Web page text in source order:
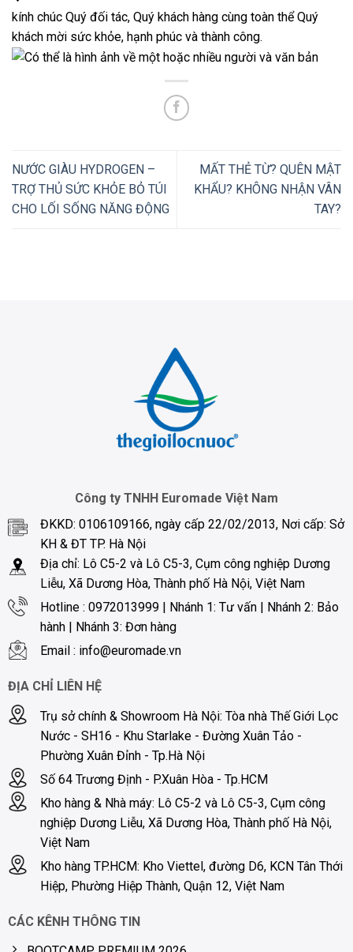
kính chúc Quý đối tác, Quý khách hàng cùng toàn thể Quý
khách mời sức khỏe, hạnh phúc và thành công.
NƯỚC GIÀU HYDROGEN –
TRỢ THỦ SỨC KHỎE BỎ TÚI
CHO LỐI SỐNG NĂNG ĐỘNG
MẤT THẺ TỪ? QUÊN MẬT
KHẨU? KHÔNG NHẬN VÂN
TAY?
Công ty TNHH Euromade Việt Nam
ĐKKD: 0106109166, ngày cấp 22/02/2013, Nơi cấp: Sở
KH & ĐT TP. Hà Nội
Địa chỉ: Lô C5-2 và Lô C5-3, Cụm công nghiệp Dương
Liễu, Xã Dương Hòa, Thành phố Hà Nội, Việt Nam
Hotline : 0972013999 | Nhánh 1: Tư vấn | Nhánh 2: Bảo
hành | Nhánh 3: Đơn hàng
Email : info@euromade.vn
ĐỊA CHỈ LIÊN HỆ
Trụ sở chính & Showroom Hà Nội: Tòa nhà Thế Giới Lọc
Nước - SH16 - Khu Starlake - Đường Xuân Tảo -
Phường Xuân Đỉnh - Tp.Hà Nội
Số 64 Trương Định - P.Xuân Hòa - Tp.HCM
Kho hàng & Nhà máy: Lô C5-2 và Lô C5-3, Cụm công
nghiệp Dương Liễu, Xã Dương Hòa, Thành phố Hà Nội,
Việt Nam
Kho hàng TP.HCM: Kho Viettel, đường D6, KCN Tân Thới
Hiệp, Phường Hiệp Thành, Quận 12, Việt Nam
CÁC KÊNH THÔNG TIN